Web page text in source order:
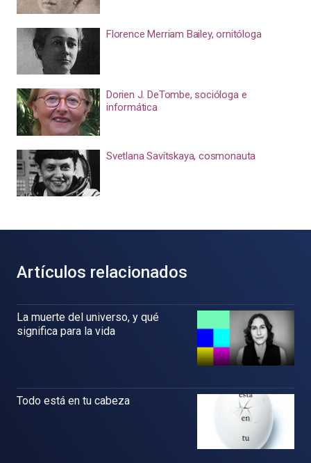
Florence Merriam Bailey, ornitóloga
Dorien J. DeTombe, socióloga e
informática
Svetlana Savítskaya, cosmonauta
Artículos relacionados
La muerte del universo, y qué
significa para la vida
Todo está en tu cabeza